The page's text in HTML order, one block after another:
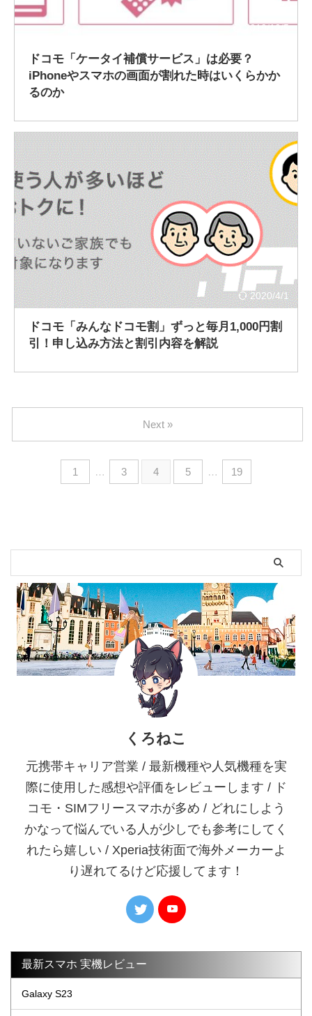
2019/12/5
ドコモ「ケータイ補償サービス」は必要？
iPhoneやスマホの画面が割れた時はいくらかか
るのか
2020/4/1
ドコモ「みんなドコモ割」ずっと毎月1,000円割
引！申し込み方法と割引内容を解説
1 … 3 4 5 … 19
Next »
くろねこ
元携帯キャリア営業 / 最新機種や人気機種を実
際に使用した感想や評価をレビューします / ド
コモ・SIMフリースマホが多め / どれにしよう
かなって悩んでいる人が少しでも参考にしてく
れたら嬉しい / Xperia技術面で海外メーカーよ
り遅れてるけど応援してます！
最新スマホ 実機レビュー
Galaxy S23